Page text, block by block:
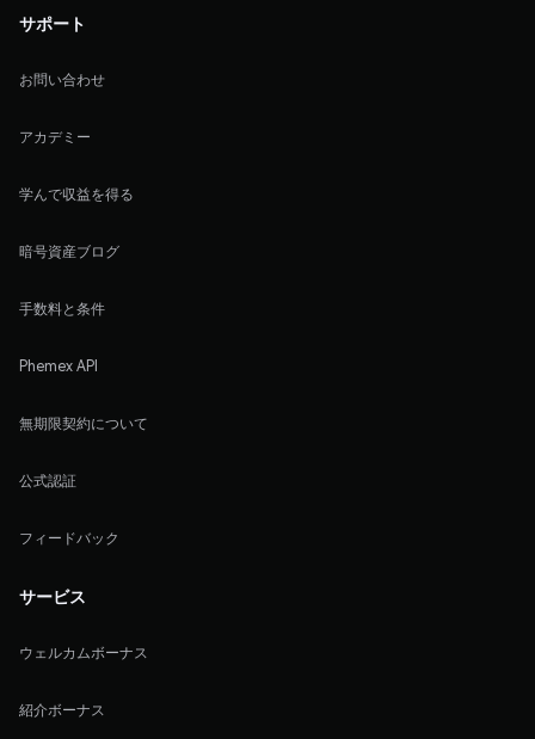
サポート
お問い合わせ
アカデミー
学んで収益を得る
暗号資産ブログ
手数料と条件
Phemex API
無期限契約について
公式認証
フィードバック
サービス
ウェルカムボーナス
紹介ボーナス